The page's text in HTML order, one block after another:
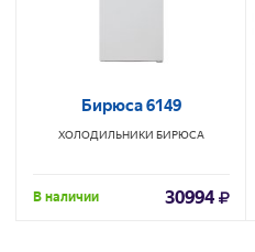
Бирюса 6149
ХОЛОДИЛЬНИКИ БИРЮСА
В наличии 30994